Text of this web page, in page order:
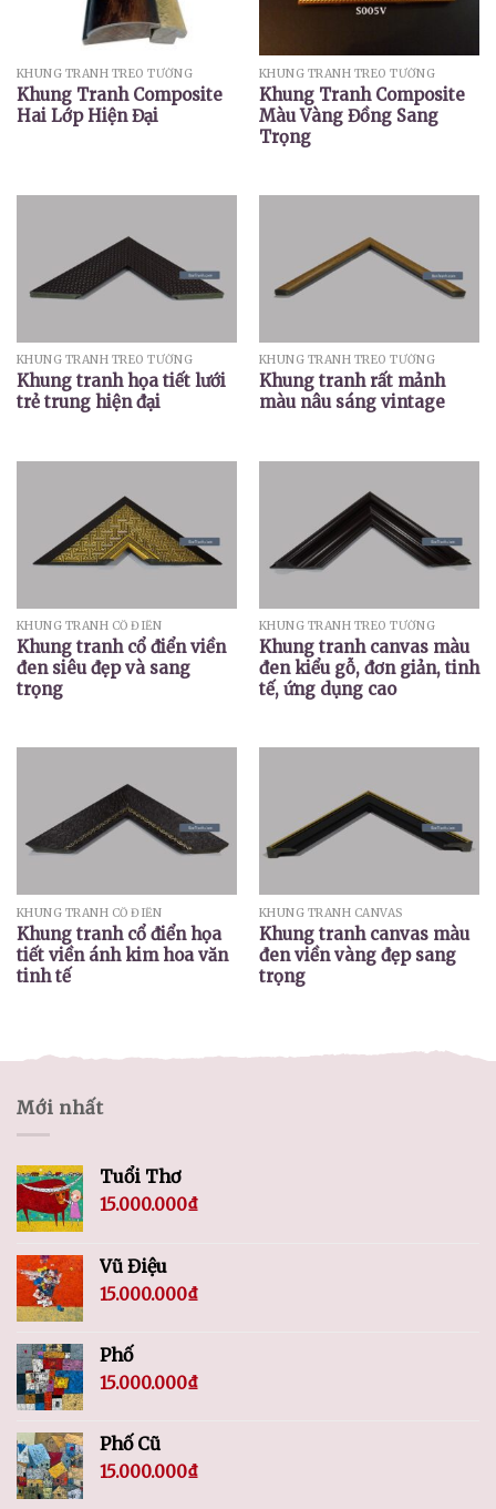
KHUNG TRANH TREO TƯỜNG
Khung Tranh Composite
Hai Lớp Hiện Đại
KHUNG TRANH TREO TƯỜNG
Khung Tranh Composite
Màu Vàng Đồng Sang
Trọng
KHUNG TRANH TREO TƯỜNG
Khung tranh họa tiết lưới
trẻ trung hiện đại
KHUNG TRANH TREO TƯỜNG
Khung tranh rất mảnh
màu nâu sáng vintage
KHUNG TRANH CỔ ĐIỂN
Khung tranh cổ điển viền
đen siêu đẹp và sang
trọng
KHUNG TRANH TREO TƯỜNG
Khung tranh canvas màu
đen kiểu gỗ, đơn giản, tinh
tế, ứng dụng cao
KHUNG TRANH CỔ ĐIỂN
Khung tranh cổ điển họa
tiết viền ánh kim hoa văn
tinh tế
KHUNG TRANH CANVAS
Khung tranh canvas màu
đen viền vàng đẹp sang
trọng
Mới nhất
Tuổi Thơ
15.000.000₫
Vũ Điệu
15.000.000₫
Phố
15.000.000₫
Phố Cũ
15.000.000₫